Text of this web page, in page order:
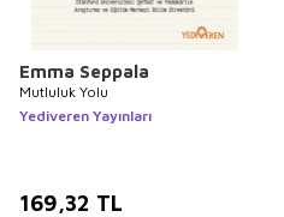
Emma Seppala
Mutluluk Yolu
Yediveren Yayınları
169,32 TL